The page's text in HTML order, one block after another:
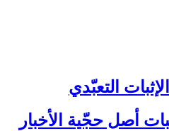
التعبّدي‏
أصل حجّية الأخبار